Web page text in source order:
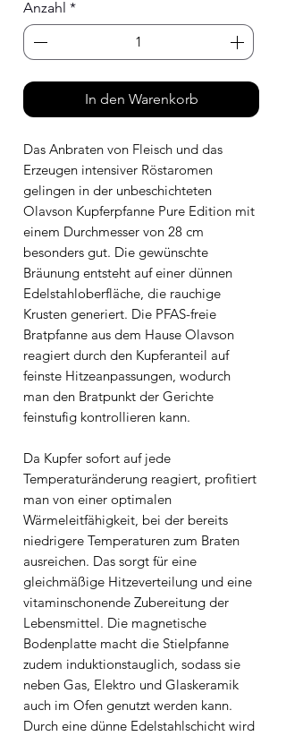
Anzahl *
In den Warenkorb
Das Anbraten von Fleisch und das
Erzeugen intensiver Röstaromen
gelingen in der unbeschichteten
Olavson Kupferpfanne Pure Edition mit
einem Durchmesser von 28 cm
besonders gut. Die gewünschte
Bräunung entsteht auf einer dünnen
Edelstahloberfläche, die rauchige
Krusten generiert. Die PFAS-freie
Bratpfanne aus dem Hause Olavson
reagiert durch den Kupferanteil auf
feinste Hitzeanpassungen, wodurch
man den Bratpunkt der Gerichte
feinstufig kontrollieren kann.
Da Kupfer sofort auf jede
Temperaturänderung reagiert, profitiert
man von einer optimalen
Wärmeleitfähigkeit, bei der bereits
niedrigere Temperaturen zum Braten
ausreichen. Das sorgt für eine
gleichmäßige Hitzeverteilung und eine
vitaminschonende Zubereitung der
Lebensmittel. Die magnetische
Bodenplatte macht die Stielpfanne
zudem induktionstauglich, sodass sie
neben Gas, Elektro und Glaskeramik
auch im Ofen genutzt werden kann.
Durch eine dünne Edelstahlschicht wird